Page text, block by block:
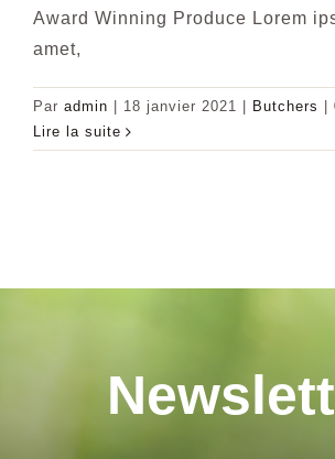
Award Winning Produce Lorem
amet,
Par admin 18 janvier 2021 Butchers
Lire la suite